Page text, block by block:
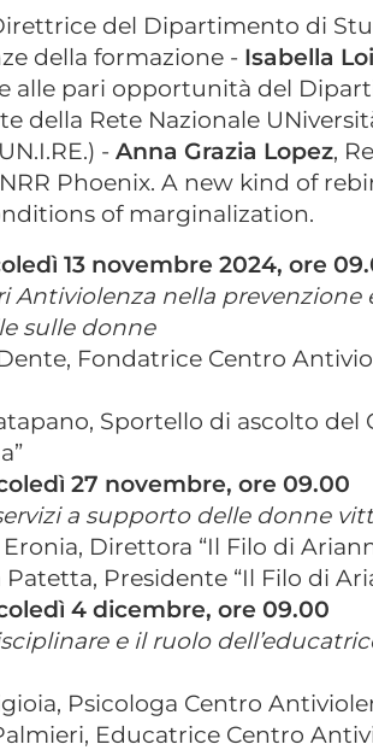
del Dipartimento di
della formazione - Isabella
alle pari opportunità del
della Rete Nazionale
- Anna Grazia Lopez,
Phoenix. A new kind of
of marginalization.
13 novembre 2024, ore
Antiviolenza nella prevenzione
sulle donne
Fondatrice Centro
Sportello di ascolto del
27 novembre, ore 09.00
a supporto delle donne
Direttora “Il Filo di
Presidente “Il Filo di
4 dicembre, ore 09.00
e il ruolo
Psicologa Centro
Educatrice Centro